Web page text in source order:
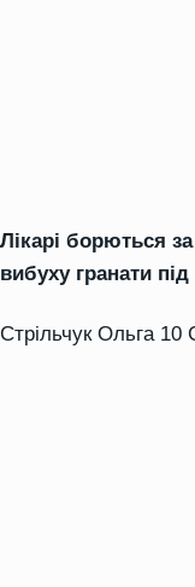
Лікарі борються
вибуху гранати
Стрільчук Ольга 10